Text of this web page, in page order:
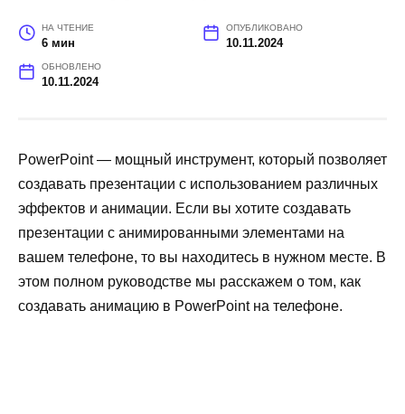
НА ЧТЕНИЕ
6 мин
ОПУБЛИКОВАНО
10.11.2024
ОБНОВЛЕНО
10.11.2024
PowerPoint — мощный инструмент, который позволяет
создавать презентации с использованием различных
эффектов и анимации. Если вы хотите создавать
презентации с анимированными элементами на
вашем телефоне, то вы находитесь в нужном месте. В
этом полном руководстве мы расскажем о том, как
создавать анимацию в PowerPoint на телефоне.